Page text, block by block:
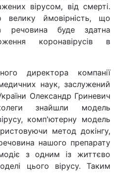
вірусом, від смерті.
велику ймовірність, що
речовина буде здатна
коронавірусів в
директора компанії
наук, заслужений
Олександр Гриневич
знайшли модель
комп'ютерну модель
метод докінгу,
нашого препарату
з одним із життєво
цього вірусу. Таким